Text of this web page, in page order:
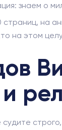
знаем о
на
на этом